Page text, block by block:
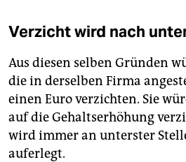
Verzicht wird nach
Aus diesen selben Gründen
die in derselben Firma
einen Euro verzichten. Sie
auf die Gehaltserhöhung
wird immer an unterster
auferlegt.